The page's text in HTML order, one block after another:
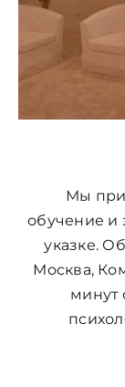
ЦВЕТОВАЯ
КОСМЕТИКА
ПОЛНЫЕ
Мы
обучение и
указке.
Москва,
минут